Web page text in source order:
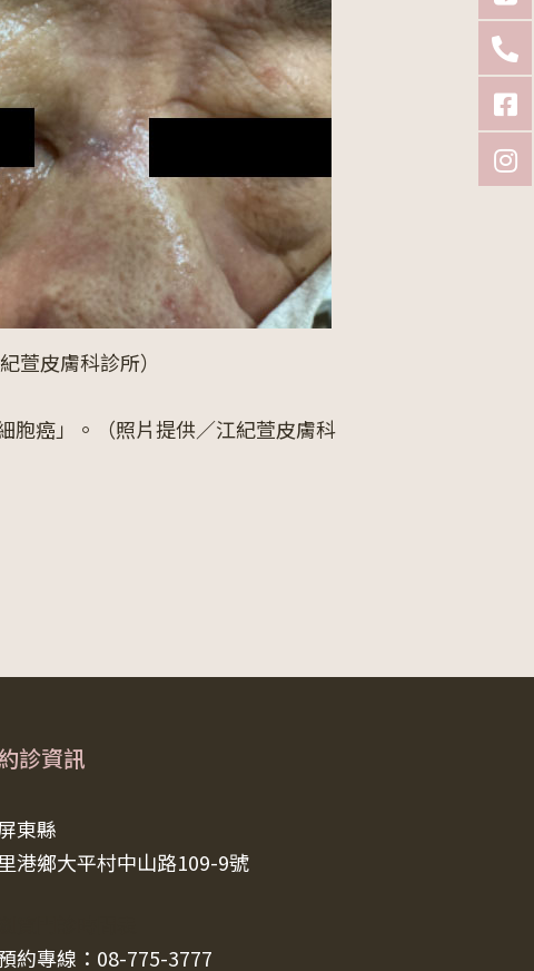
萱皮膚科診所）
胞癌」。（照片提供／江紀萱皮膚科
診資訊
東縣
里港鄉大平村中山路109-9號
約專線：08-775-3777